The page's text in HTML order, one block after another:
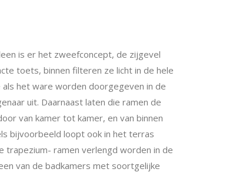
is er het zweefconcept, de zijgevel
toets, binnen filteren ze licht in de hele
als het ware worden doorgegeven in de
uit. Daarnaast laten die ramen de
van kamer tot kamer, en van binnen
bijvoorbeeld loopt ook in het terras
ramen verlengd worden in de
van de badkamers met soortgelijke